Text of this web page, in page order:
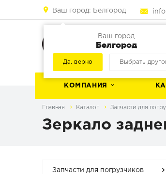
Ваш город: Белгород
Ваш город
Белгород
Да, верно Выбрать
для
КОМПАНИЯ
Главная Каталог Запчасти для
Зеркало
Запчасти для погрузчиков